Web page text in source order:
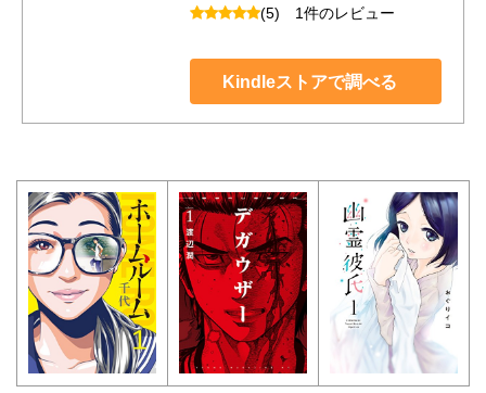
(5) 1件のレビュー
Kindleストアで調べる